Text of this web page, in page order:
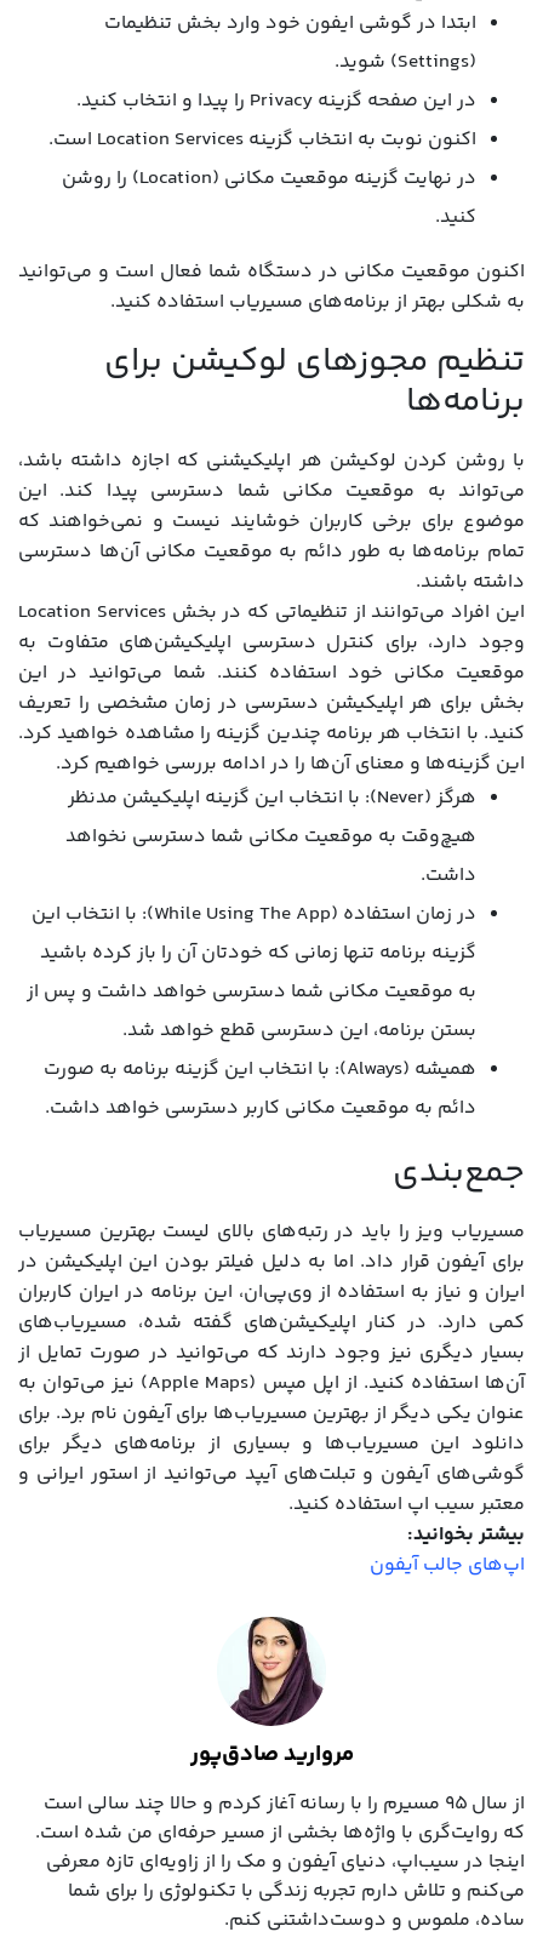
ابتدا در گوشی ایفون خود وارد بخش تنظیمات
(Settings) شوید.
در این صفحه گزینه Privacy را پیدا و انتخاب کنید.
اکنون نوبت به انتخاب گزینه Location Services است.
در نهایت گزینه موقعیت مکانی (Location) را روشن
کنید.
اکنون موقعیت مکانی در دستگاه شما فعال است و می‌توانید
به شکلی بهتر از برنامه‌های مسیریاب استفاده کنید.
تنظیم مجوزهای لوکیشن برای
برنامه‌ها
با روشن کردن لوکیشن هر اپلیکیشنی که اجازه داشته باشد،
می‌تواند به موقعیت مکانی شما دسترسی پیدا کند. این
موضوع برای برخی کاربران خوشایند نیست و نمی‌خواهند که
تمام برنامه‌ها به طور دائم به موقعیت مکانی آن‌ها دسترسی
داشته باشند.
این افراد می‌توانند از تنظیماتی که در بخش Location Services
وجود دارد، برای کنترل دسترسی اپلیکیشن‌های متفاوت به
موقعیت مکانی خود استفاده کنند. شما می‌توانید در این
بخش برای هر اپلیکیشن دسترسی در زمان مشخصی را تعریف
کنید. با انتخاب هر برنامه چندین گزینه را مشاهده خواهید کرد.
این گزینه‌ها و معنای آن‌ها را در ادامه بررسی خواهیم کرد.
هرگز (Never): با انتخاب این گزینه اپلیکیشن مدنظر
هیچ‌وقت به موقعیت مکانی شما دسترسی نخواهد
داشت.
در زمان استفاده (While Using The App): با انتخاب این
گزینه برنامه تنها زمانی که خودتان آن را باز کرده باشید
به موقعیت مکانی شما دسترسی خواهد داشت و پس از
بستن برنامه، این دسترسی قطع خواهد شد.
همیشه (Always): با انتخاب این گزینه برنامه به صورت
دائم به موقعیت مکانی کاربر دسترسی خواهد داشت.
جمع‌بندی
مسیریاب ویز را باید در رتبه‌های بالای لیست بهترین مسیریاب
برای آیفون قرار داد. اما به دلیل فیلتر بودن این اپلیکیشن در
ایران و نیاز به استفاده از وی‌پی‌ان، این برنامه در ایران کاربران
کمی دارد. در کنار اپلیکیشن‌های گفته شده، مسیریاب‌های
بسیار دیگری نیز وجود دارند که می‌توانید در صورت تمایل از
آن‌ها استفاده کنید. از اپل مپس (Apple Maps) نیز می‌توان به
عنوان یکی دیگر از بهترین مسیریاب‌ها برای آیفون نام برد. برای
دانلود این مسیریاب‌ها و بسیاری از برنامه‌های دیگر برای
گوشی‌های آیفون و تبلت‌های آیپد می‌توانید از استور ایرانی و
معتبر سیب اپ استفاده کنید.
بیشتر بخوانید:
اپ‌های جالب آیفون
مروارید صادق‌پور
از سال ۹۵ مسیرم را با رسانه آغاز کردم و حالا چند سالی است
که روایت‌گری با واژه‌ها بخشی از مسیر حرفه‌ای‌ من شده است.
اینجا در سیب‌اپ، دنیای آیفون و مک را از زاویه‌ای تازه معرفی
می‌کنم و تلاش دارم تجربه زندگی با تکنولوژی را برای شما
ساده، ملموس و دوست‌داشتنی کنم.